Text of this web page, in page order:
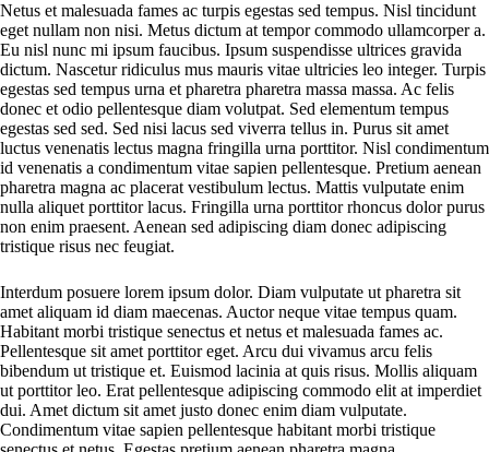
Netus et malesuada fames ac turpis egestas sed tempus. Nisl tincidunt
eget nullam non nisi. Metus dictum at tempor commodo ullamcorper a.
Eu nisl nunc mi ipsum faucibus. Ipsum suspendisse ultrices gravida
dictum. Nascetur ridiculus mus mauris vitae ultricies leo integer. Turpis
egestas sed tempus urna et pharetra pharetra massa massa. Ac felis
donec et odio pellentesque diam volutpat. Sed elementum tempus
egestas sed sed. Sed nisi lacus sed viverra tellus in. Purus sit amet
luctus venenatis lectus magna fringilla urna porttitor. Nisl condimentum
id venenatis a condimentum vitae sapien pellentesque. Pretium aenean
pharetra magna ac placerat vestibulum lectus. Mattis vulputate enim
nulla aliquet porttitor lacus. Fringilla urna porttitor rhoncus dolor purus
non enim praesent. Aenean sed adipiscing diam donec adipiscing
tristique risus nec feugiat.
Interdum posuere lorem ipsum dolor. Diam vulputate ut pharetra sit
amet aliquam id diam maecenas. Auctor neque vitae tempus quam.
Habitant morbi tristique senectus et netus et malesuada fames ac.
Pellentesque sit amet porttitor eget. Arcu dui vivamus arcu felis
bibendum ut tristique et. Euismod lacinia at quis risus. Mollis aliquam
ut porttitor leo. Erat pellentesque adipiscing commodo elit at imperdiet
dui. Amet dictum sit amet justo donec enim diam vulputate.
Condimentum vitae sapien pellentesque habitant morbi tristique